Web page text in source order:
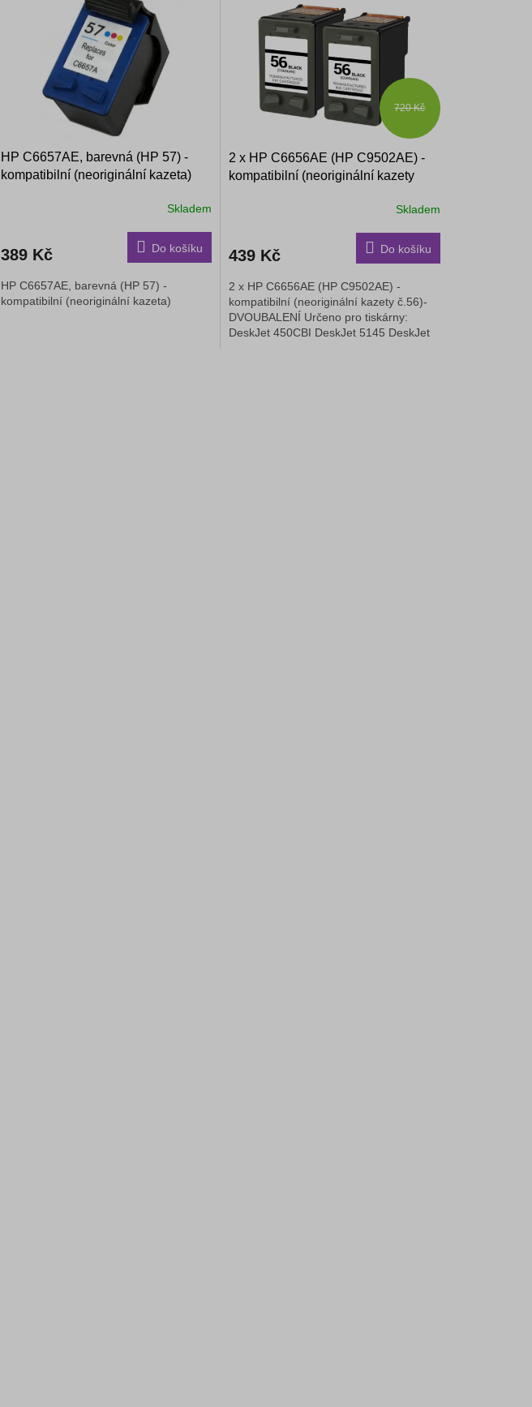
HP C6657AE, barevná (HP 57) -
kompatibilní (neoriginální kazeta)
Skladem
389 Kč Do košíku
HP C6657AE, barevná (HP 57) -
kompatibilní (neoriginální kazeta)
720 Kč
2 x HP C6656AE (HP C9502AE) -
kompatibilní (neoriginální kazety
Skladem
439 Kč Do košíku
2 x HP C6656AE (HP C9502AE) -
kompatibilní (neoriginální kazety č.56)-
DVOUBALENÍ Určeno pro tiskárny:
DeskJet 450CBI DeskJet 5145 DeskJet